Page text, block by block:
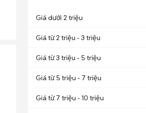
Giá dưới 2 triệu
Giá từ 2 triệu - 3 triệu
Giá từ 3 triệu - 5 triệu
Giá từ 5 triệu - 7 triệu
Giá từ 7 triệu - 10 triệu